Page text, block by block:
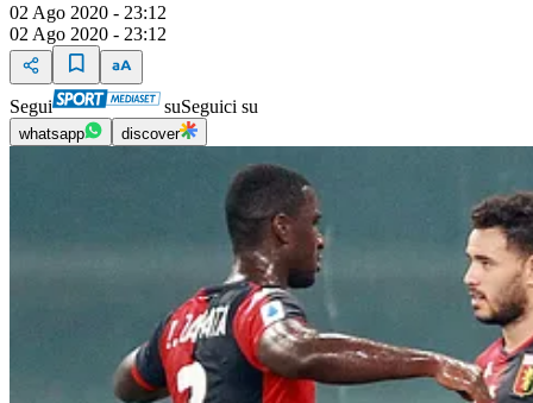
02 Ago 2020 - 23:12
02 Ago 2020 - 23:12
Segui suSeguici su
whatsapp discover